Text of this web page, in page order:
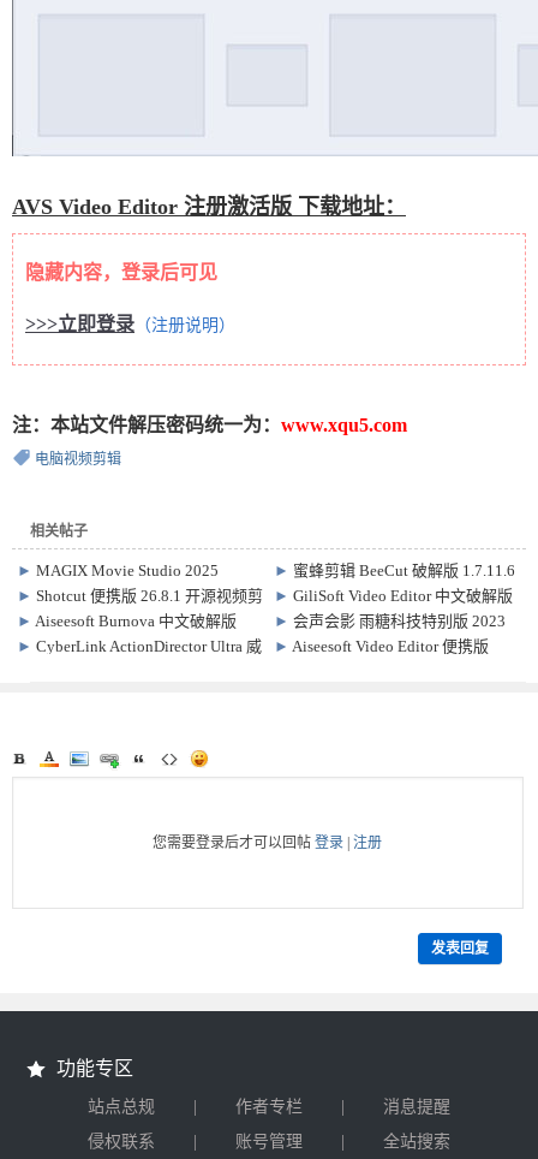
AVS Video Editor 注册激活版 下载地址：
隐藏内容，登录后可见
>>>立即登录 （注册说明）
注：本站文件解压密码统一为： www.xqu5.com
电脑视频剪辑
相关帖子
►MAGIX Movie Studio 2025
Suite/Platinum 破解版 24.0.1.239
► 蜜蜂剪辑 BeeCut 破解版 1.7.11.6
视频剪辑软件
►Shotcut 便携版 26.8.1 开源视频剪
辑软件
►GiliSoft Video Editor 中文破解版
19.0 / Pro 18.3
► Aiseesoft Burnova 中文破解版
v1.5.52 DVD/蓝光刻录 视频剪辑软
►会声会影 雨糖科技特别版 2023
v26.1.0.268R2
►CyberLink ActionDirector Ultra 威
► Aiseesoft Video Editor 便携版
您需要登录后才可以回帖登录 |注册
发表回复
功能专区
站点总规 | 作者专栏 |
消息提醒
侵权联系
| 账号管理 | 全站搜索